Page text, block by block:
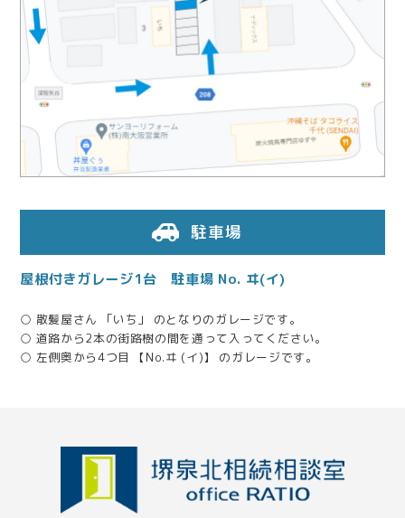
2025.07.01
依頼側の立場になった親切、ていねいなご対応で大変助
2025.07.01
無事、終わったのでホッとしています。
ご丁寧な対応に努めて下さって御礼申し上げます。
2025.06.05
2025.04.01
親身になって話を聞いてくれた
2024.10.04
駐車場
屋根付きガレージ1台 駐車場 No. ヰ(イ)
○ 散髪屋さん 「いち」 のとなりのガレージです。
○ 道路から2本の街路樹の間を通って入ってください。
○ 左側奥から4つ目 【No.ヰ (イ)】 のガレージです。